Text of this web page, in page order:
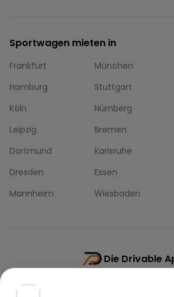
Sportwagen mieten in
Frankfurt München
Hamburg
Stuttgart
Köln
Nürnberg
Leipzig
Bremen
Dortmund
Karlsruhe
Dresden
Essen
Mannheim
Wiesbaden
Die Drivable